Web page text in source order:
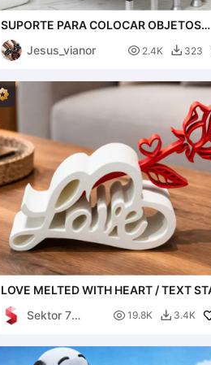
SUPORTE PARA COLOCAR OBJETOS
(EXEMPLO: COLÔNIAS)
Jesus_vianor
 2.4K  323
LOVE MELTED WITH HEART / TEXT
/ VALENTINE
Sektor 7
 19.8K  3.4K